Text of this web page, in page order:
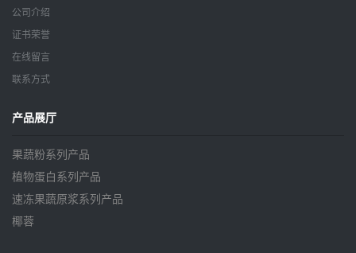
公司介绍
证书荣誉
在线留言
联系方式
产品展厅
果蔬粉系列产品
植物蛋白系列产品
速冻果蔬原浆系列产品
椰蓉